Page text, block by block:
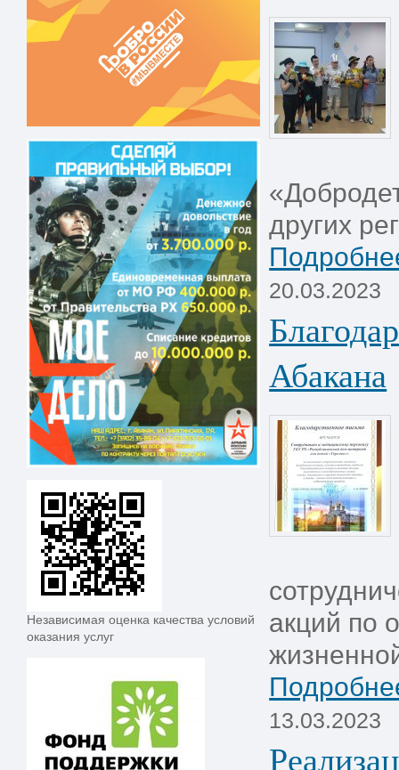
Независимая оценка качества условий
оказания услуг
других
20.03.2023
Абакана
акций по
13.03.2023